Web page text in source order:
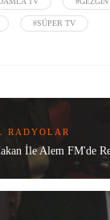
#SÜPER TV
RADYOLAR
İle Alem FM'de